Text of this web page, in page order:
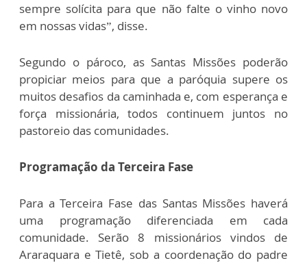
sempre solícita para que não falte o vinho novo
em nossas vidas”, disse.
Segundo o pároco, as Santas Missões poderão
propiciar meios para que a paróquia supere os
muitos desafios da caminhada e, com esperança e
força missionária, todos continuem juntos no
pastoreio das comunidades.
Programação da Terceira Fase
Para a Terceira Fase das Santas Missões haverá
uma programação diferenciada em cada
comunidade. Serão 8 missionários vindos de
Araraquara e Tietê, sob a coordenação do padre